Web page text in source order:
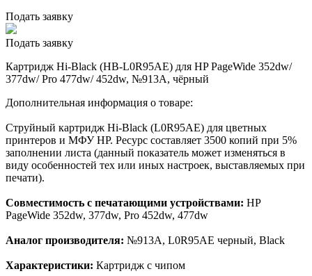
Подать заявку
Подать заявку
Картридж Hi-Black (HB-L0R95AE) для HP PageWide 352dw/
377dw/ Pro 477dw/ 452dw, №913A, чёрный
Дополнительная информация о товаре:
Струйный картридж Hi-Black (L0R95AE) для цветных
принтеров и МФУ HP. Ресурс составляет 3500 копий при 5%
заполнении листа (данный показатель может изменяться в
виду особенностей тех или иных настроек, выставляемых при
печати).
Совместимость с печатающими устройствами: HP
PageWide 352dw, 377dw, Pro 452dw, 477dw
Аналог производителя: №913A, L0R95AE черный, Black
Характеристики: Картридж с чипом